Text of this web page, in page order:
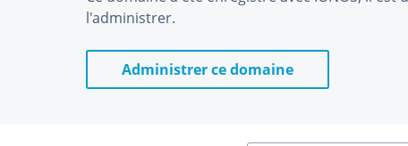
l'administrer.
Administrer ce domaine